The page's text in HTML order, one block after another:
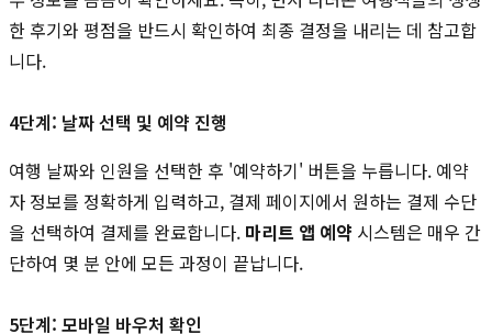
한 후기와 평점을 반드시 확인하여 최종 결정을 내리는 데 참고합
니다.
4단계: 날짜 선택 및 예약 진행
여행 날짜와 인원을 선택한 후 '예약하기' 버튼을 누릅니다. 예약
자 정보를 정확하게 입력하고, 결제 페이지에서 원하는 결제 수단
을 선택하여 결제를 완료합니다. 마리트 앱 예약 시스템은 매우 간
단하여 몇 분 안에 모든 과정이 끝납니다.
5단계: 모바일 바우처 확인